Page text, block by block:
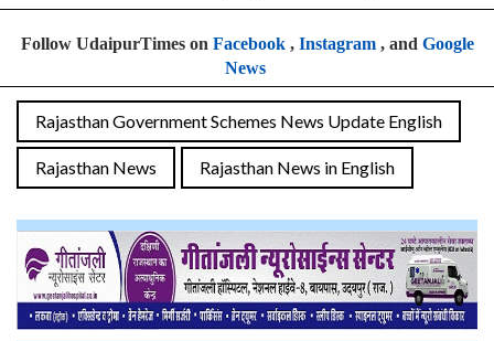
Follow UdaipurTimes on Facebook, Instagram, and Google
News
Rajasthan Government Schemes News Update English
Rajasthan News Rajasthan News in English